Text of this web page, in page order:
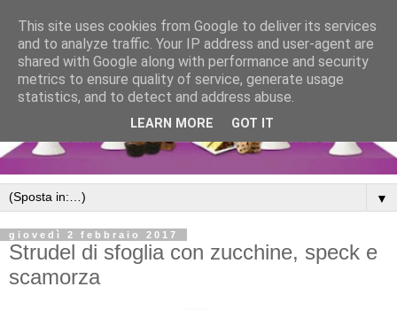
▼
giovedì 2 febbraio 2017
Strudel di sfoglia con zucchine, speck e
scamorza
This site uses cookies from Google to deliver its services
and to analyze traffic. Your IP address and user-agent are
shared with Google along with performance and security
metrics to ensure quality of service, generate usage
statistics, and to detect and address abuse.
LEARN MORE GOT IT